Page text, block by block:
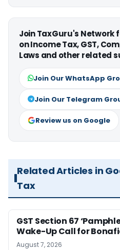
Join TaxGuru's
on Income Tax, GST,
Laws and other related
Join Our WhatsApp
Join Our Telegram
Review us on Google
Related Articles in
Tax
GST Section 67
Wake-Up Call for
August 7, 2026